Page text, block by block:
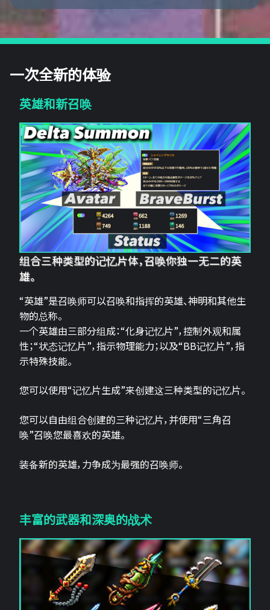
一次全新的体验
英雄和新召唤
组合三种类型的记忆片体，召唤你独一无二的英
雄。
“英雄”是召唤师可以召唤和指挥的英雄、神明和其他生
物的总称。
一个英雄由三部分组成：“化身记忆片”，控制外观和属
性；“状态记忆片”，指示物理能力；以及“BB记忆片”，指
示特殊技能。
您可以使用“记忆片生成”来创建这三种类型的记忆片。
您可以自由组合创建的三种记忆片，并使用“三角召
唤”召唤您最喜欢的英雄。
装备新的英雄，力争成为最强的召唤师。
丰富的武器和深奥的战术